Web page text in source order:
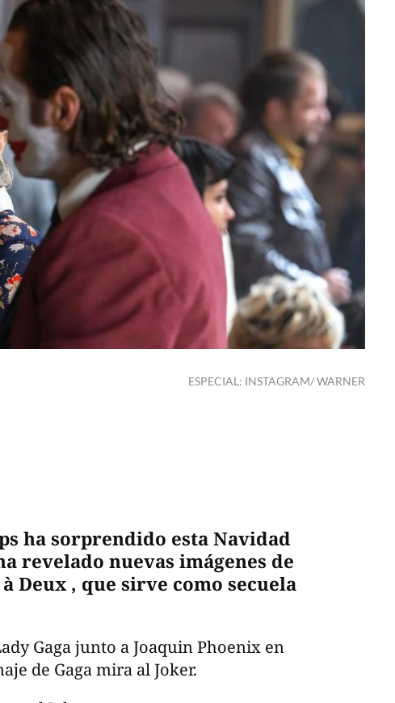
ESPECIAL: INSTAGRAM/ WARNER
ha sorprendido esta Navidad
revelado nuevas imágenes de
Deux , que sirve como secuela
Gaga junto a Joaquin Phoenix en
de Gaga mira al Joker.